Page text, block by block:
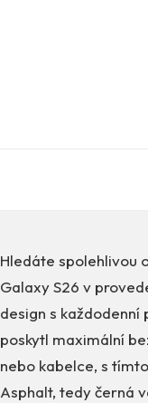
Hledáte spolehlivou
Galaxy S26 v
design s
poskytl maximální
nebo kabelce, s
Asphalt, tedy černá